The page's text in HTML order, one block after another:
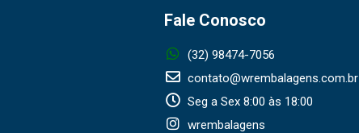
Fale Conosco
(32) 98474-7056
contato@wrembalagens.com.br
Seg a Sex 8:00 às 18:00
wrembalagens